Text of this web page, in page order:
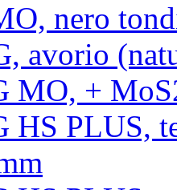
nero
avorio
MO, +
HS PLUS,